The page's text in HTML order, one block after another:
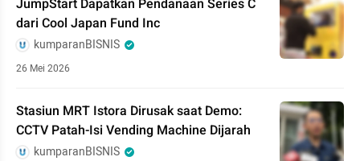
JumpStart Dapatkan Pendanaan Series C
dari Cool Japan Fund Inc
kumparanBISNIS
26 Mei 2026
Stasiun MRT Istora Dirusak saat Demo:
CCTV Patah-Isi Vending Machine Dijarah
kumparanBISNIS